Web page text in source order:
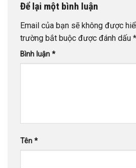
Để lại một bình luận
Email của bạn sẽ không được
trường bắt buộc được đánh dấu *
Bình luận *
Tên *